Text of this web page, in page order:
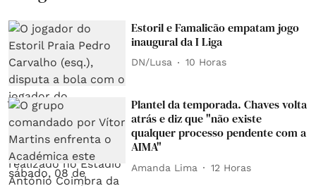
Estoril e Famalicão empatam jogo
inaugural da I Liga
DN/Lusa 10 Horas
Plantel da temporada. Chaves volta
atrás e diz que "não existe
qualquer processo pendente com a
AIMA"
Amanda Lima 12 Horas